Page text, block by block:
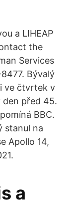
a LIHEAP
the
Services
Bývalý
ve čtvrtek v
den před 45.
BBC.
stanul na
Apollo 14,
a